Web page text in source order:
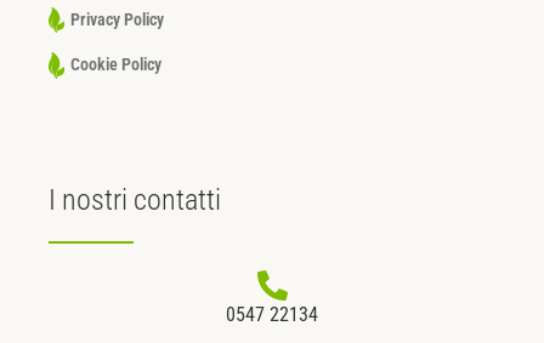
Privacy Policy
Cookie Policy
I nostri contatti
0547 22134